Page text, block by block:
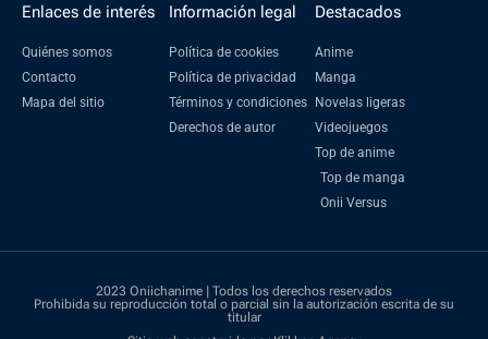
Enlaces de interés
Quiénes somos
Contacto
Mapa del sitio
Información legal
Política de cookies
Política de privacidad
Términos y condiciones
Derechos de autor
Destacados
Anime
Manga
Novelas ligeras
Videojuegos
Top de anime
Top de manga
Onii Versus
2023 Oniichanime | Todos los derechos reservados
Prohibida su reproducción total o parcial sin la autorización escrita de su
titular